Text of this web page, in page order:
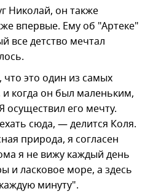
Николай, он также
впервые. Ему об "Артеке"
все детство мечтал
это один из самых
когда он был маленьким,
осуществил его мечту.
сюда, — делится Коля.
природа, я согласен
я не вижу каждый день
и ласковое море, а здесь
минуту".